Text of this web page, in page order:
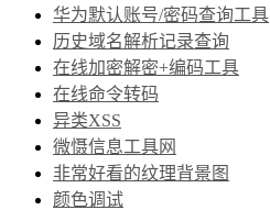
华为默认账号/密码查询工具
历史域名解析记录查询
在线加密解密+编码工具
在线命令转码
异类XSS
微慑信息工具网
非常好看的纹理背景图
颜色调试